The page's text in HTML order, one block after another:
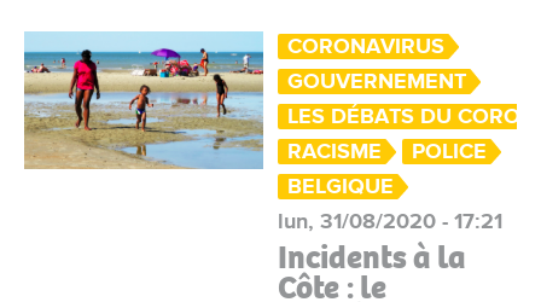
CORONAVIRUS
GOUVERNEMENT
LES DÉBATS DU
RACISME
POLICE
BELGIQUE
lun, 31/08/2020 - 17:21
Incidents à la
Côte : le